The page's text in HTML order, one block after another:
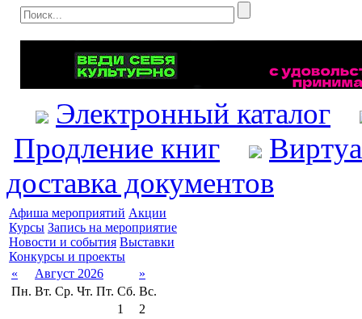
Электронный каталог
Продление книг
доставка документов
Афиша мероприятий Акции
Курсы Запись на мероприятие
Новости и события Выставки
Конкурсы и проекты
«
Август 2026
»
Пн. Вт. Ср. Чт. Пт. Сб. Вс.
1
2